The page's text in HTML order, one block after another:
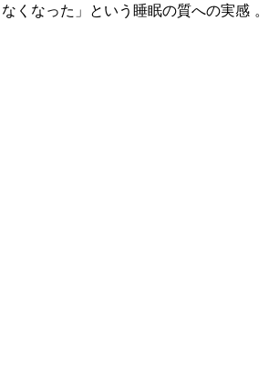
くなった」という睡眠の質への実感 。